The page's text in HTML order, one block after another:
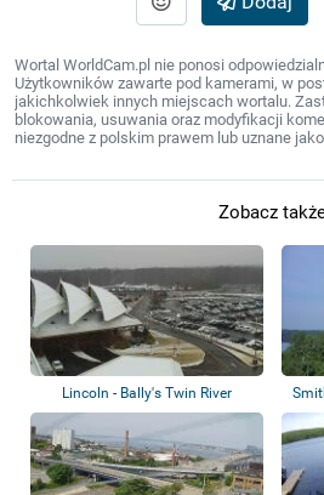
Wortal WorldCam.pl nie ponosi
Użytkowników zawarte pod kamerami, w
jakichkolwiek innych miejscach wortalu.
blokowania, usuwania oraz modyfikacji
niezgodne z polskim prawem lub uznane
Zobacz
Lincoln - Bally's Twin River
Lincoln